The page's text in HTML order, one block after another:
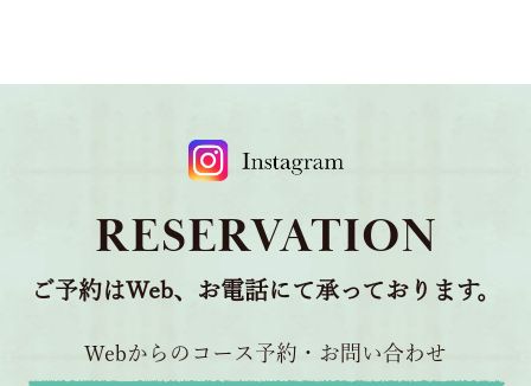
RESERVATION
ご予約はWeb、お電話にて承っております。
Webからのコース予約・お問い合わせ